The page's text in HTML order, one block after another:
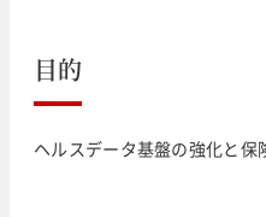
目的
ヘルスデータ基盤の強化と保